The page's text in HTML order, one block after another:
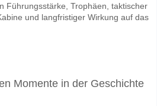
Führungsstärke, Trophäen, taktischer
und langfristiger Wirkung auf das
Momente in der Geschichte